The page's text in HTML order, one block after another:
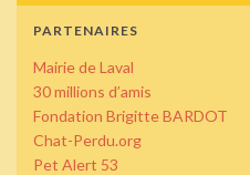
PARTENAIRES
Mairie de Laval
30 millions d’amis
Fondation Brigitte BARDOT
Chat-Perdu.org
Pet Alert 53